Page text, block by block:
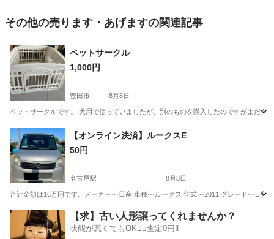
その他の売ります・あげますの関連記事
ペットサークル
1,000円
豊田市 8月8日
ペットサークルです。 犬用で使っていましたが、別のものを購入したのですがまだ
愛知 豊田市 その他
【オンライン決済】ルークスE
50円
名古屋駅 8月8日
合計金額は16万円です。メーカー···日産 車種···ルークス 年式···2011 グレード···E 型
愛知 名古屋市 名古屋駅 その他
【求】古い人形譲ってくれませんか？
状態が悪くてもOK🙆‍♀️査定0円‼️